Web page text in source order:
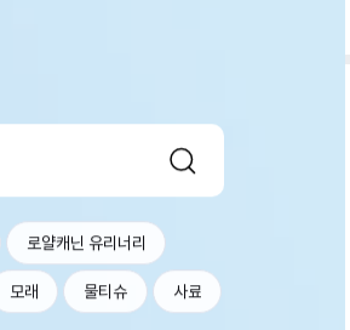
로얄캐닌 유리너리
모래 물티슈 사료